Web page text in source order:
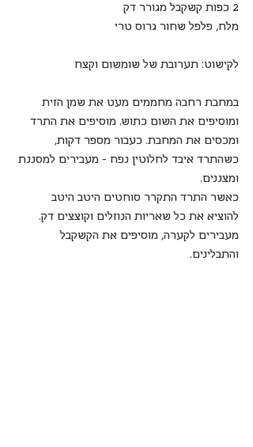
2 כפות קשקבל מגורר דק
מלח, פלפל שחור גרוס טרי
לקישוט: תערובת של שומשום וקצח
במחבת רחבה מחממים מעט את שמן הזית
ומוסיפים את השום כתוש. מוסיפים את התרד
ומכסים את המחבת. כעבור מספר דקות,
כשהתרד איבד לחלוטין נפח - מעבירים למסננת
ומצננים.
כאשר התרד התקרר סוחטים היטב היטב
להוציא את כל שאריות הנוזלים וקוצצים דק.
מעבירים לקערה, מוסיפים את הקשקבל
והתבלינים.